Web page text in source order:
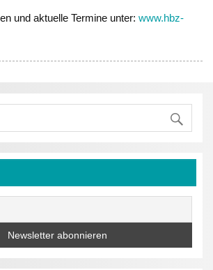
und aktuelle Termine unter:www.hbz-